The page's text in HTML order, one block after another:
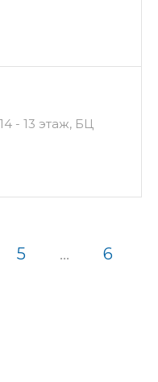
- 13 этаж, БЦ
5 ... 6